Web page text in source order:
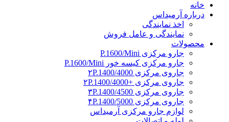
خانه
درباره آرمیداس
اخذ نمایندگی
نمایندگی و عامل فروش
محصولات
جارو مرکزی P.1600/Mini
جارو مرکزی کیسه خور P.1600/Mini
جاروی مرکزی ۲P.1400/4000
جاروی مرکزی +۲P.1400/4000
جاروی مرکزی ۳P.1400/4500
جاروی مرکزی ۴P.1400/5000
لوازم جارو مرکزی آرمیداس